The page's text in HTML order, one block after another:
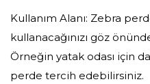
Kullanım Alanı: Zebra
kullanacağınızı göz
Örneğin yatak odası için
perde tercih edebilirsiniz.